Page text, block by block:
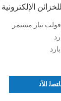
واط للخزائن الإلكترونية
يمكنه الحفاظ على
مع إزالة ما
ﺎﺘﺼﻟ ﺍﻶﻧ